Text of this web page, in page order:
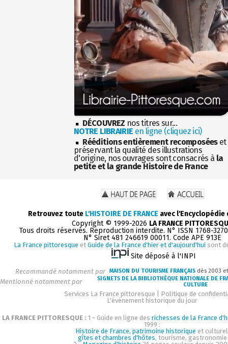
DÉCOUVREZ nos titres sur...
NOTRE LIBRAIRIE en ligne (cliquez ici)
Rééditions entièrement recomposéeset
préservant la qualité des illustrations
d'origine, nos ouvrages sont consacrés à la
petite et la grande Histoire de France
Retrouvez toute L'HISTOIRE DE FRANCE avec
Copyright © 1999-2026 LA FRANCE
Tous droits réservés. Reproduction interdite. N° ISSN 1768-
N° Siret 481 246619 00011. Code APE 913E
La France pittoresque et Guide de la France d'hier et d'aujourd'hui sont
Site déposé à l'INPI
Recommandé notamment par MAISON DU TOURISME FRANÇAIS dès 2003
Mentionné notamment par
SIGNETS DE LA BIBLIOTHÈQUE NATIONALE DE
CULTURE
Services La France pittoresque
Politique de
L'événement historique du jour
LA FRANCE PITTORESQUE : 1 - Guide en ligne des richesses de la France
1999 :
Histoire de France, patrimoine historique et
gîtes et chambres d'hôtes, tourisme, gastronomie